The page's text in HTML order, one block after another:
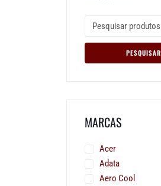
PESQUISAR
MARCAS
Acer
Adata
Aero Cool